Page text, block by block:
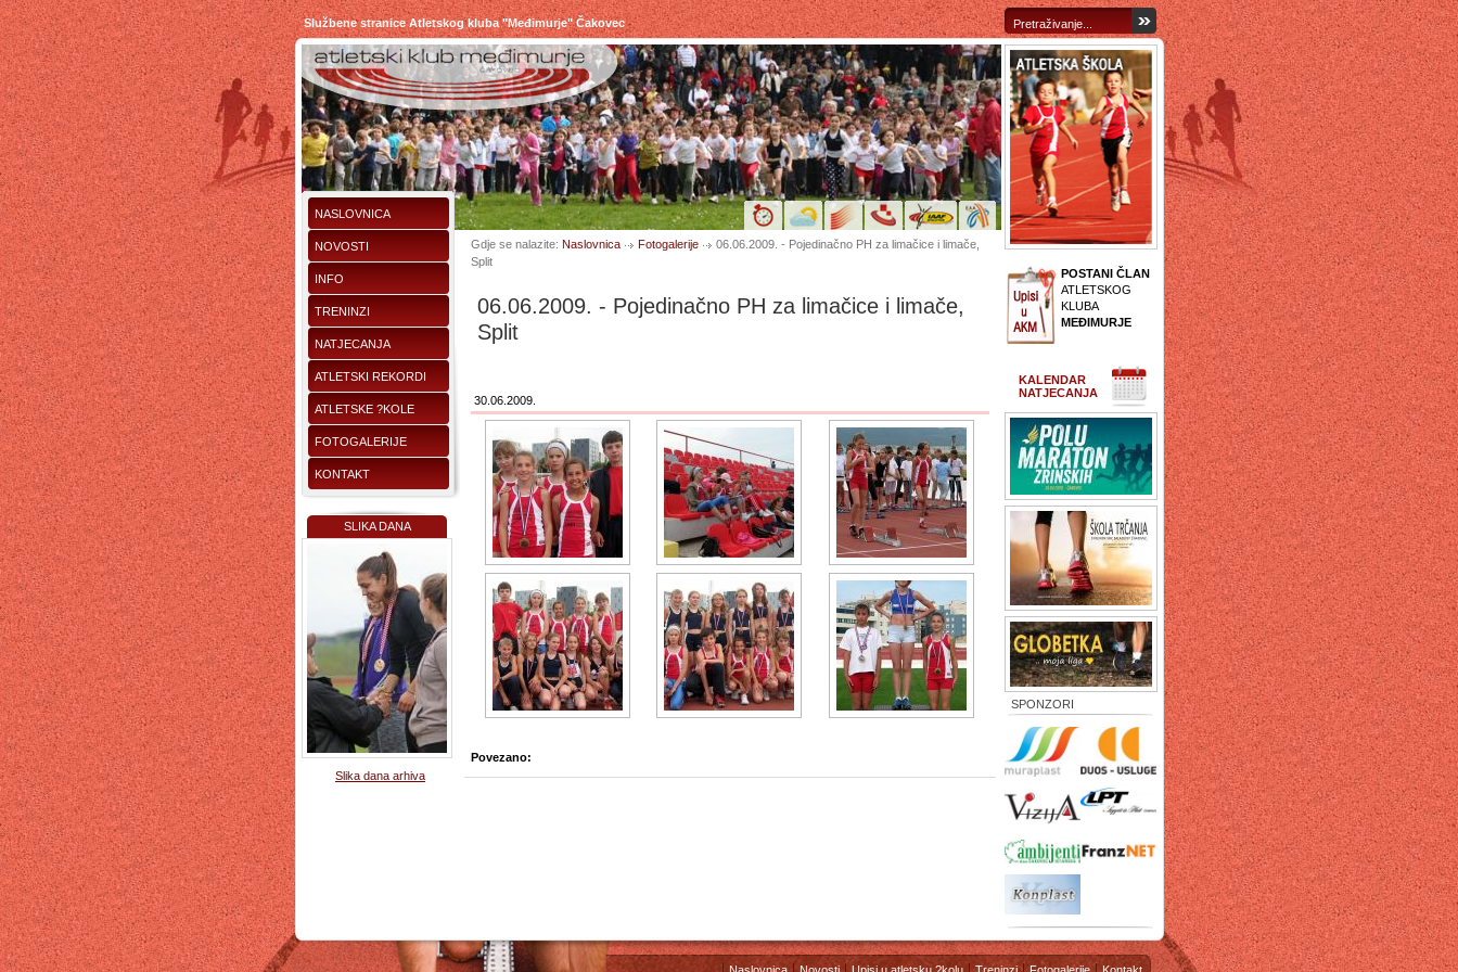
Službene stranice Atletskog kluba "Međimurje" Čakovec
POSTANI ČLAN
ATLETSKOG
KLUBA
MEĐIMURJE
KALENDAR
NATJECANJA
SPONZORI
NASLOVNICA
NOVOSTI
INFO
TRENINZI
NATJECANJA
ATLETSKI REKORDI
ATLETSKE ?KOLE
FOTOGALERIJE
KONTAKT
SLIKA DANA
Slika dana arhiva
Gdje se nalazite: Naslovnica Fotogalerije
06.06.2009. - Pojedinačno PH za limačice i limače,
Split
06.06.2009. - Pojedinačno PH za limačice i limače,
Split
30.06.2009.
Povezano: